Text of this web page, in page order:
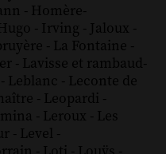
- Homère-
- Irving - Jaloux -
- La Fontaine -
- Lavisse et rambaud-
- Leblanc - Leconte de
- Leopardi -
- Leroux - Les
- Level -